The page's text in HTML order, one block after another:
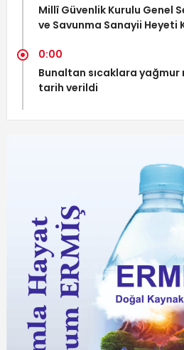
Millî Güvenlik Kurulu Genel
ve Savunma Sanayii Heyeti
0:00
Bunaltan sıcaklara yağmur
tarih verildi